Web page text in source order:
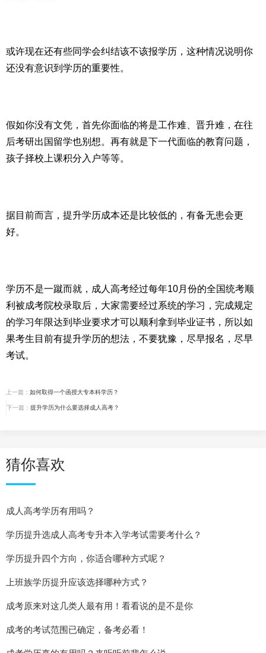
或许现在还有些同学会纠结该不该报学历，这种情况说明你
还没有意识到学历的重要性。
假如你没有文凭，首先你面临的将是工作难、晋升难，在往
后考研出国留学也别想。再有就是下一代面临的教育问题，
孩子择校上课积分入户等等。
据目前而言，提升学历成本还是比较低的，有备无患会更
好。
学历不是一蹴而就，成人高考经过每年10月份的全国统考顺
利被成考院校录取后，大家需要经过系统的学习，完成规定
的学习年限达到毕业要求才可以顺利拿到毕业证书，所以如
果考生目前有提升学历的想法，不要犹豫，尽早报名，尽早
考试。
上一篇： 如何取得一个函授大专本科学历？
下一篇： 提升学历为什么要选择成人高考？
猜你喜欢
成人高考学历有用吗？
学历提升选成人高考专升本入学考试需要考什么？
学历提升四个方向，你适合哪种方式呢？
上班族学历提升应该选择哪种方式？
成考原来对这几类人最有用！看看说的是不是你
成考的考试范围已确定，备考必看！